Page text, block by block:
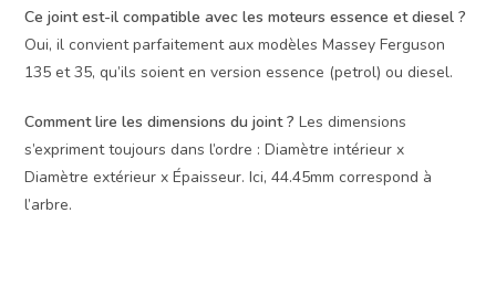
Ce joint est-il compatible avec les moteurs essence et diesel ?
Oui, il convient parfaitement aux modèles Massey Ferguson
135 et 35, qu’ils soient en version essence (petrol) ou diesel.
Comment lire les dimensions du joint ? Les dimensions
s’expriment toujours dans l’ordre : Diamètre intérieur x
Diamètre extérieur x Épaisseur. Ici, 44.45mm correspond à
l’arbre.